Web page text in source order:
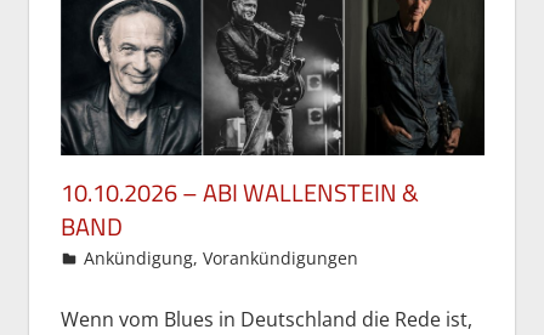
10.10.2026 – ABI WALLENSTEIN &
BAND
28. Mai 2026
Gordon Ohlendorf
Ankündigung,Vorankündigungen
Wenn vom Blues in Deutschland die Rede ist,